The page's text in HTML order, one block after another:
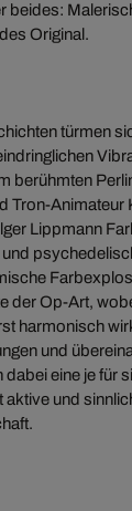
beides:
Original.
türmen
berühmten
Tron-Animateur
Lippmann
der Op-Art,
harmonisch
und
dabei eine je für
aktive und